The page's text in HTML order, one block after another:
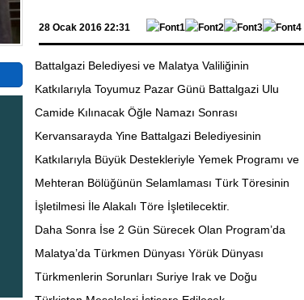
28 Ocak 2016 22:31
Battalgazi Belediyesi ve Malatya Valiliğinin
Katkılarıyla Toyumuz Pazar Günü Battalgazi Ulu
Camide Kılınacak Öğle Namazı Sonrası
Kervansarayda Yine Battalgazi Belediyesinin
Katkılarıyla Büyük Destekleriyle Yemek Programı ve
Mehteran Bölüğünün Selamlaması Türk Töresinin
İşletilmesi İle Alakalı Töre İşletilecektir.
Daha Sonra İse 2 Gün Sürecek Olan Program’da
Malatya’da Türkmen Dünyası Yörük Dünyası
Türkmenlerin Sorunları Suriye Irak ve Doğu